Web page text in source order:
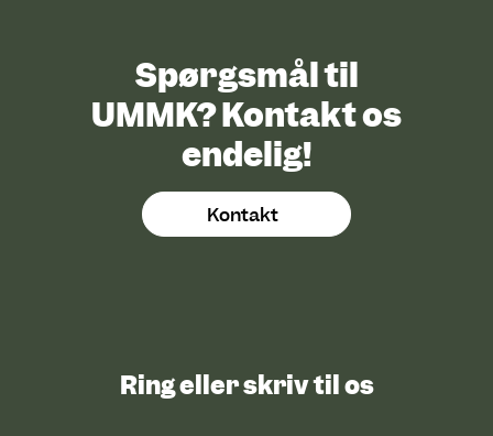
Spørgsmål til
UMMK? Kontakt os
endelig!
Kontakt
Ring eller skriv til os